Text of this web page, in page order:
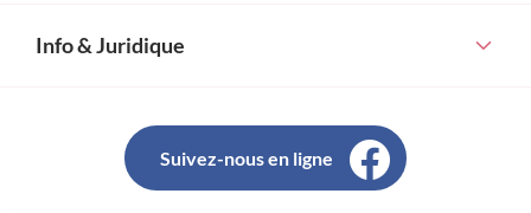
Info & Juridique
Suivez-nous en ligne